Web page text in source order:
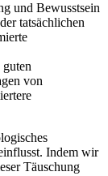
und Bewusstsein
tatsächlichen
guten
von
Indem wir
Täuschung